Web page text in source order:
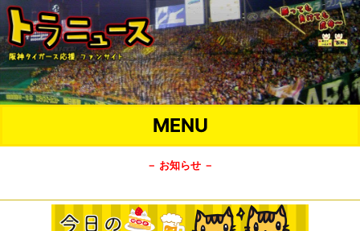
MENU
－ お知らせ －